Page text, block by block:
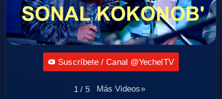
Suscríbete / Canal @YechelTV
1 / 5 Más Videos»